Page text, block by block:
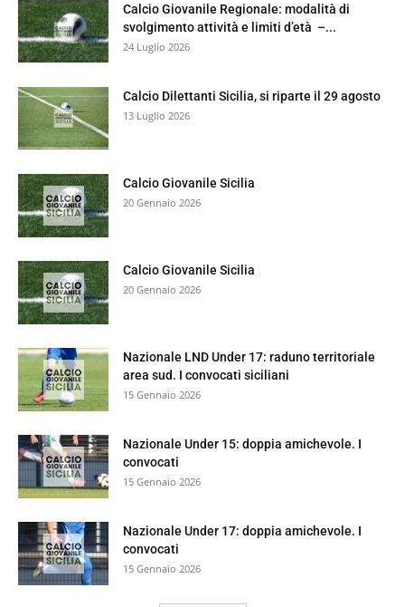
Calcio Giovanile Regionale: modalità di
svolgimento attività e limiti d’età –...
24 Luglio 2026
Calcio Dilettanti Sicilia, si riparte il 29 agosto
13 Luglio 2026
Calcio Giovanile Sicilia
20 Gennaio 2026
Calcio Giovanile Sicilia
20 Gennaio 2026
Nazionale LND Under 17: raduno territoriale
area sud. I convocati siciliani
15 Gennaio 2026
Nazionale Under 15: doppia amichevole. I
convocati
15 Gennaio 2026
Nazionale Under 17: doppia amichevole. I
convocati
15 Gennaio 2026